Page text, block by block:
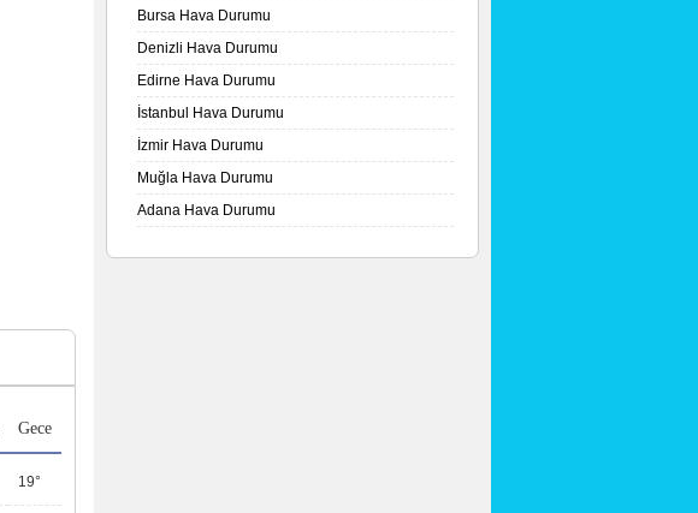
Gece
19°
Bursa Hava Durumu
Denizli Hava Durumu
Edirne Hava Durumu
İstanbul Hava Durumu
İzmir Hava Durumu
Muğla Hava Durumu
Adana Hava Durumu